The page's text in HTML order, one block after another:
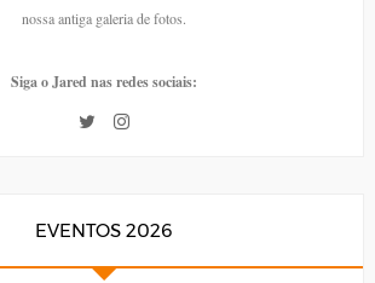
nossa antiga galeria de fotos.
Siga o Jared nas redes sociais:
EVENTOS 2026